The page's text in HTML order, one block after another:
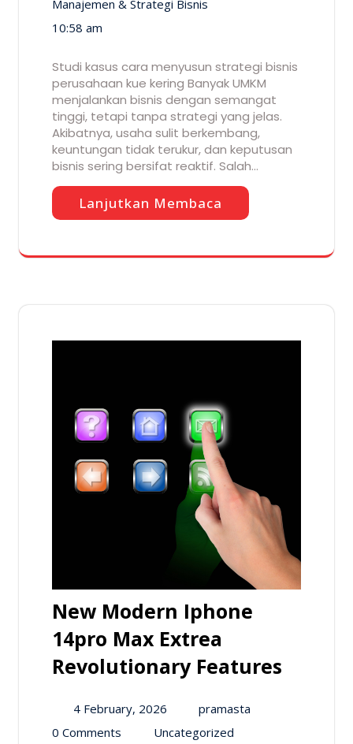
Manajemen & Strategi Bisnis
10:58 am
Studi kasus cara menyusun strategi bisnis
perusahaan kue kering Banyak UMKM
menjalankan bisnis dengan semangat
tinggi, tetapi tanpa strategi yang jelas.
Akibatnya, usaha sulit berkembang,
keuntungan tidak terukur, dan keputusan
bisnis sering bersifat reaktif. Salah…
Lanjutkan Membaca
New Modern Iphone
14pro Max Extrea
Revolutionary Features
4 February, 2026
pramasta
0 Comments
Uncategorized